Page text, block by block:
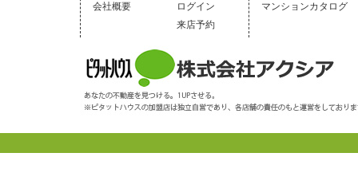
会社概要
ログイン
来店予約
マンションカタログ